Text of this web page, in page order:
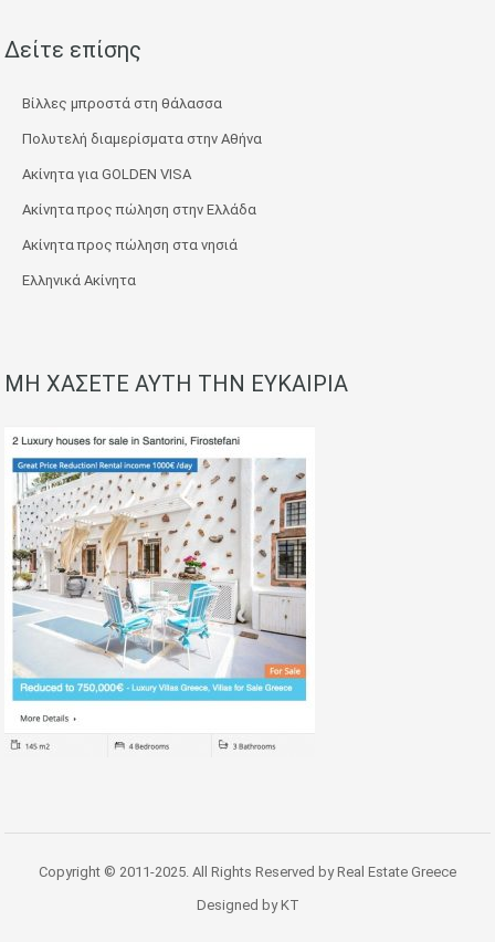
Δείτε επίσης
Βίλλες μπροστά στη θάλασσα
Πολυτελή διαμερίσματα στην Αθήνα
Ακίνητα για GOLDEN VISA
Ακίνητα προς πώληση στην Ελλάδα
Ακίνητα προς πώληση στα νησιά
Ελληνικά Ακίνητα
ΜΗ ΧΑΣΕΤΕ ΑΥΤΗ ΤΗΝ ΕΥΚΑΙΡΙΑ
Copyright © 2011-2025. All Rights Reserved by Real Estate Greece
Designed by KT